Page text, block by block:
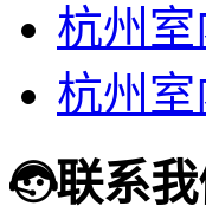
杭州
杭州
联系我